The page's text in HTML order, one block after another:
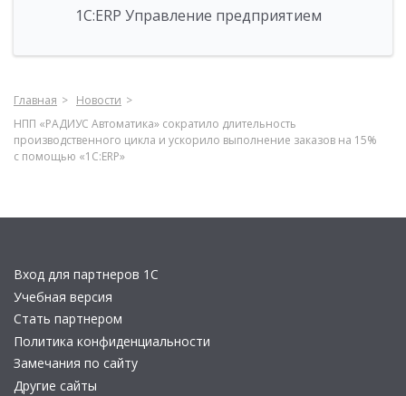
1С:ERP Управление предприятием
Главная
Новости
НПП «РАДИУС Автоматика» сократило длительность
производственного цикла и ускорило выполнение заказов на 15%
с помощью «1С:ERP»
Вход для партнеров 1С
Учебная версия
Стать партнером
Политика конфиденциальности
Замечания по сайту
Другие сайты